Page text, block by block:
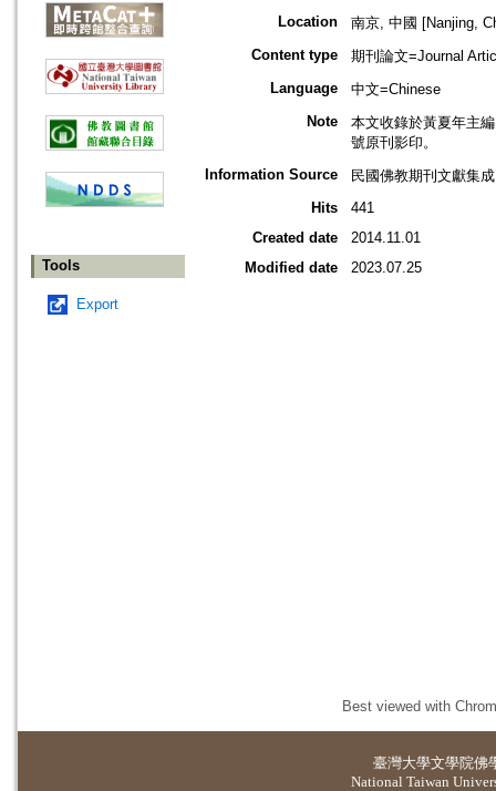
Tools
Export
Location
南京, 中國 [Nanjing,
Content type
期刊論文=Journal
Language
中文=Chinese
Note
本文收錄於黃夏年主
號原刊影印。
Information Source
民國佛教期刊文獻集
Hits
441
Created date
2014.11.01
Modified date
2023.07.25
Best viewed with
臺灣大學文學院佛
National Taiwan